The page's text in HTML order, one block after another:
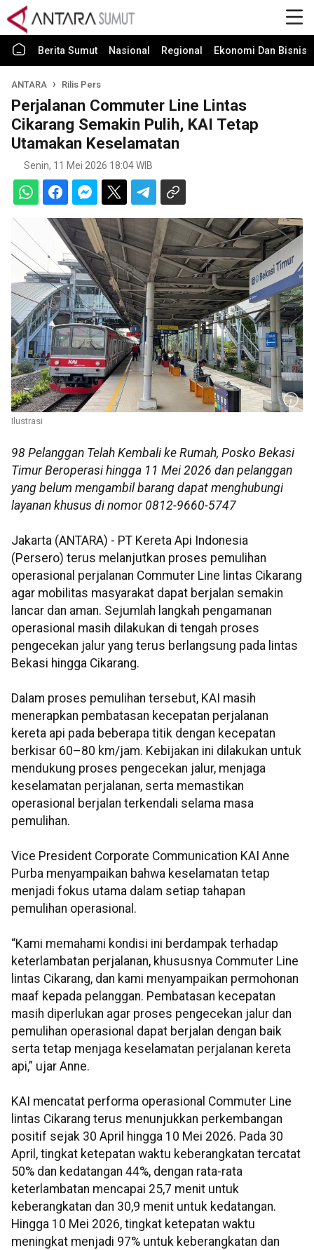
Berita Sumut Nasional Regional Ekonomi Dan Bisnis
ANTARA Rilis Pers
Perjalanan Commuter Line Lintas
Cikarang Semakin Pulih, KAI Tetap
Utamakan Keselamatan
Senin, 11 Mei 2026 18:04 WIB
Ilustrasi
98 Pelanggan Telah Kembali ke Rumah, Posko Bekasi
Timur Beroperasi hingga 11 Mei 2026 dan pelanggan
yang belum mengambil barang dapat menghubungi
layanan khusus di nomor 0812-9660-5747
Jakarta (ANTARA) - PT Kereta Api Indonesia
(Persero) terus melanjutkan proses pemulihan
operasional perjalanan Commuter Line lintas Cikarang
agar mobilitas masyarakat dapat berjalan semakin
lancar dan aman. Sejumlah langkah pengamanan
operasional masih dilakukan di tengah proses
pengecekan jalur yang terus berlangsung pada lintas
Bekasi hingga Cikarang.
Dalam proses pemulihan tersebut, KAI masih
menerapkan pembatasan kecepatan perjalanan
kereta api pada beberapa titik dengan kecepatan
berkisar 60–80 km/jam. Kebijakan ini dilakukan untuk
mendukung proses pengecekan jalur, menjaga
keselamatan perjalanan, serta memastikan
operasional berjalan terkendali selama masa
pemulihan.
Vice President Corporate Communication KAI Anne
Purba menyampaikan bahwa keselamatan tetap
menjadi fokus utama dalam setiap tahapan
pemulihan operasional.
“Kami memahami kondisi ini berdampak terhadap
keterlambatan perjalanan, khususnya Commuter Line
lintas Cikarang, dan kami menyampaikan permohonan
maaf kepada pelanggan. Pembatasan kecepatan
masih diperlukan agar proses pengecekan jalur dan
pemulihan operasional dapat berjalan dengan baik
serta tetap menjaga keselamatan perjalanan kereta
api,” ujar Anne.
KAI mencatat performa operasional Commuter Line
lintas Cikarang terus menunjukkan perkembangan
positif sejak 30 April hingga 10 Mei 2026. Pada 30
April, tingkat ketepatan waktu keberangkatan tercatat
50% dan kedatangan 44%, dengan rata-rata
keterlambatan mencapai 25,7 menit untuk
keberangkatan dan 30,9 menit untuk kedatangan.
Hingga 10 Mei 2026, tingkat ketepatan waktu
meningkat menjadi 97% untuk keberangkatan dan